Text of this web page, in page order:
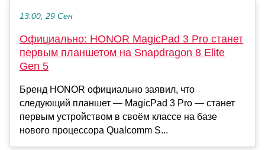
13:00, 29 Сен
Официально: HONOR MagicPad 3 Pro станет
первым планшетом на Snapdragon 8 Elite
Gen 5
Бренд HONOR официально заявил, что
следующий планшет — MagicPad 3 Pro — станет
первым устройством в своём классе на базе
нового процессора Qualcomm S...